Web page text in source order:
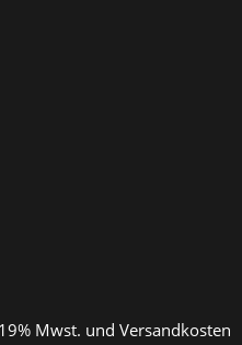
Mwst. und Versandkosten